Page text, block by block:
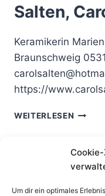
Um dir ein optimales
Salten,
Keramikerin
Braunschweig
https://
WEITERLESEN SALTEN,